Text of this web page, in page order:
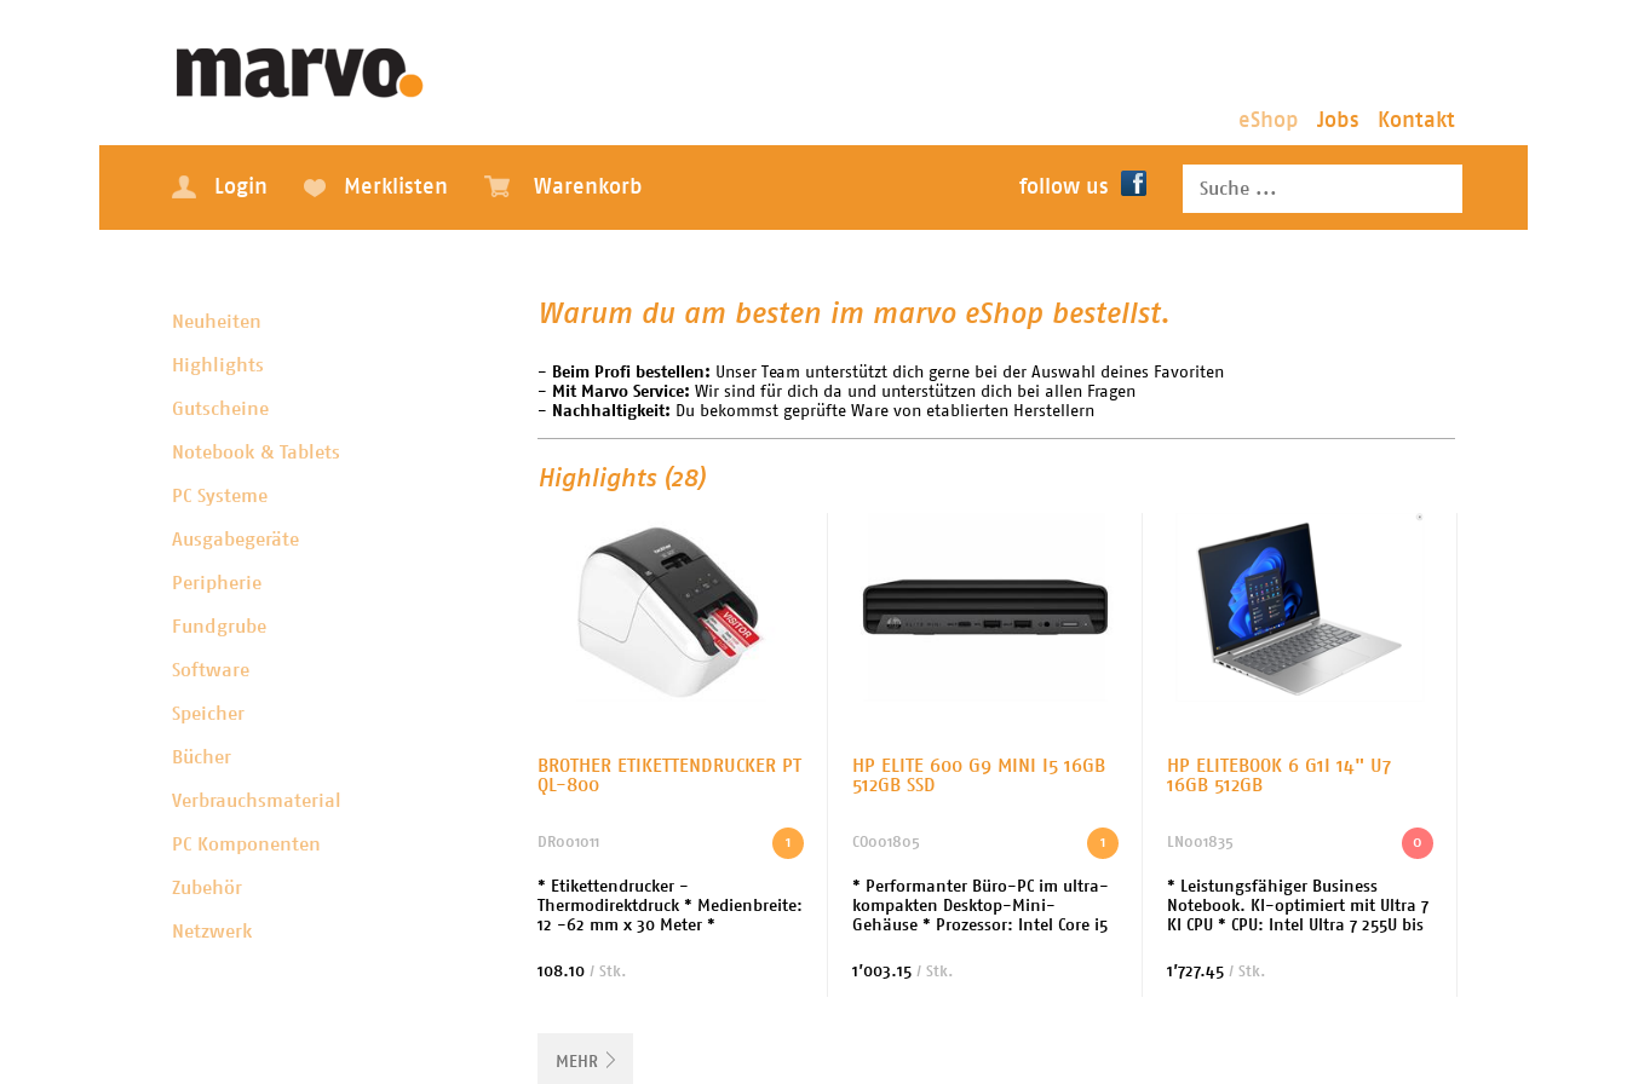
eShop Jobs Kontakt
Login Merklisten Warenkorb follow us
Neuheiten
Highlights
Gutscheine
Notebook & Tablets
PC Systeme
Ausgabegeräte
Peripherie
Fundgrube
Software
Speicher
Bücher
Verbrauchsmaterial
PC Komponenten
Zubehör
Netzwerk
Warum du am besten im marvo eShop bestellst.
- Beim Profi bestellen: Unser Team unterstützt dich gerne bei der Auswahl deines Favoriten
- Mit Marvo Service: Wir sind für dich da und unterstützen dich bei allen Fragen
- Nachhaltigkeit: Du bekommst geprüfte Ware von etablierten Herstellern
Highlights (28)
BROTHER ETIKETTENDRUCKER PT
QL-800
1
DR001011
* Etikettendrucker -
Thermodirektdruck * Medienbreite:
12 -62 mm x 30 Meter *
Max. Auflösung: 300 dpi *
108.10 / Stk.
HP ELITE 600 G9 MINI I5 16GB
512GB SSD
1
CO001805
* Performanter Büro-PC im ultra-
kompakten Desktop-Mini-
Gehäuse * Prozessor: Intel Core i5
Kerne) * RAM: 16 GB (installiert) /
64 GB (Max) -...
1’003.15 / Stk.
HP ELITEBOOK 6 G1I 14" U7
16GB 512GB
0
LN001835
* Leistungsfähiger Business
Notebook. KI-optimiert mit Ultra 7
KI CPU * CPU: Intel Ultra 7 255U bis
16GB DDR5 * Festplatte: 512 GB SSD
...
1’727.45 / Stk.
MEHR